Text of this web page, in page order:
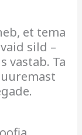
et tema
sild –
vastab. Ta